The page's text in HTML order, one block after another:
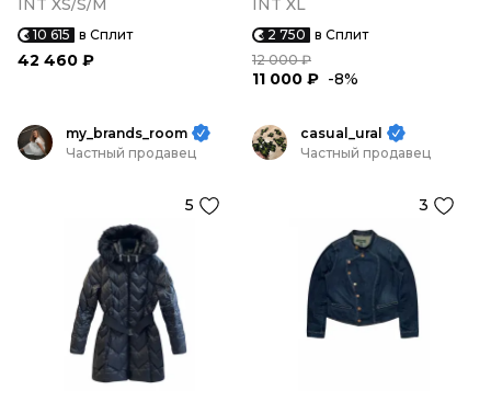
INT XS/S/M
10 615 в Сплит
42 460 ₽
INT XL
2 750 в Сплит
12 000 ₽
11 000 ₽ -8%
my_brands_room
Частный продавец
5
casual_ural
Частный продавец
3